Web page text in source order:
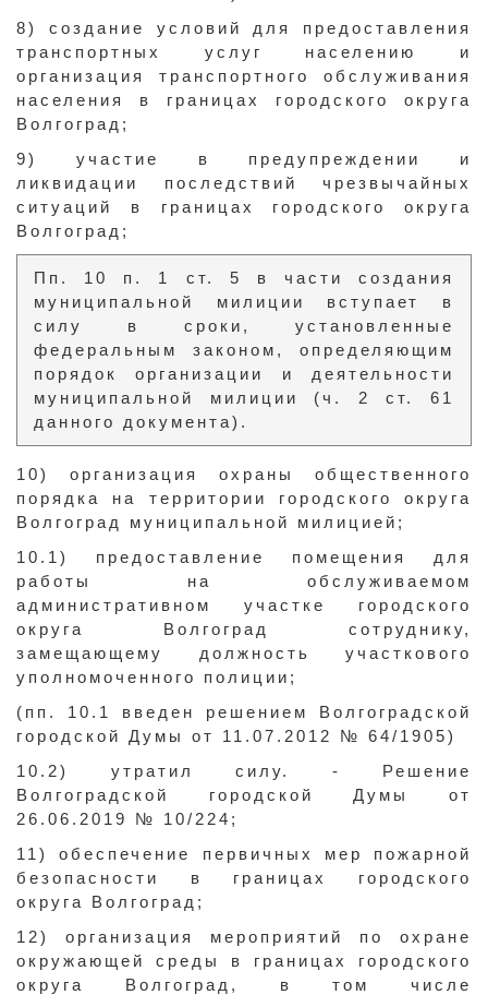
8) создание условий для предоставления
транспортных услуг населению и
организация транспортного обслуживания
населения в границах городского округа
Волгоград;
9) участие в предупреждении и
ликвидации последствий чрезвычайных
ситуаций в границах городского округа
Волгоград;
Пп. 10 п. 1 ст. 5 в части создания
муниципальной милиции вступает в
силу в сроки, установленные
федеральным законом, определяющим
порядок организации и деятельности
муниципальной милиции (ч. 2 ст. 61
данного документа).
10) организация охраны общественного
порядка на территории городского округа
Волгоград муниципальной милицией;
10.1) предоставление помещения для
работы на обслуживаемом
административном участке городского
округа Волгоград сотруднику,
замещающему должность участкового
уполномоченного полиции;
(пп. 10.1 введен решением Волгоградской
городской Думы от 11.07.2012 № 64/1905)
10.2) утратил силу. - Решение
Волгоградской городской Думы от
26.06.2019 № 10/224;
11) обеспечение первичных мер пожарной
безопасности в границах городского
округа Волгоград;
12) организация мероприятий по охране
окружающей среды в границах городского
округа Волгоград, в том числе